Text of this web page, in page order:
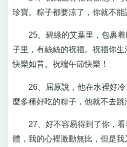
珍寶。粽子都要涼了，你就不能
25、碧綠的艾葉里，包裹着
子里，有絲絲的祝福。祝福你生
快樂如昔。祝端午節快樂！
26、屈原說，他在水裡好冷
麼多種好吃的粽子，他就不去跳
27、好不容易得到了你，看
體，我的心裡激動無比，但是